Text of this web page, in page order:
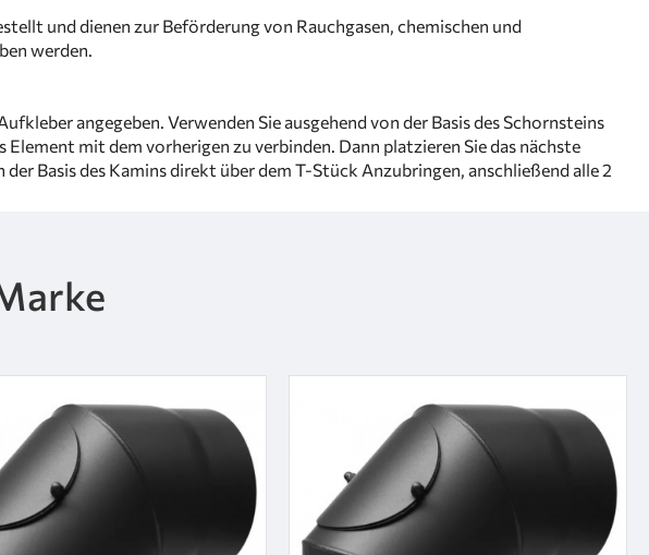
und dienen zur Beförderung von Rauchgasen, chemischen und
werden.
angegeben. Verwenden Sie ausgehend von der Basis des Schornsteins
mit dem vorherigen zu verbinden. Dann platzieren Sie das nächste
Basis des Kamins direkt über dem T-Stück Anzubringen, anschließend alle 2